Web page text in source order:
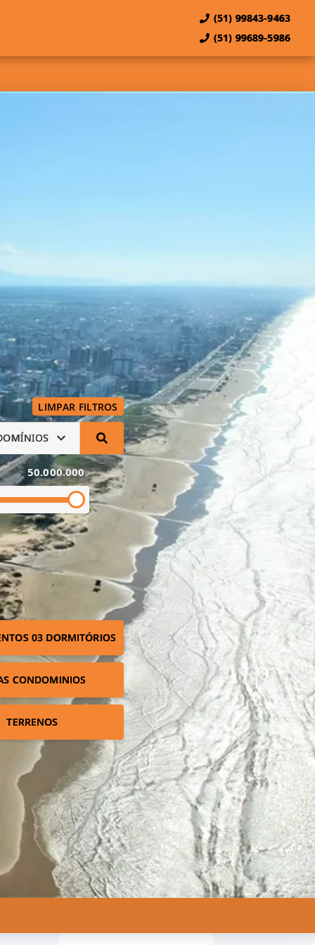
(51) 99843-9463
(51) 99689-5986
LIMPAR FILTROS
50.000.000
03 DORMITÓRIOS
CONDOMINIOS
TERRENOS